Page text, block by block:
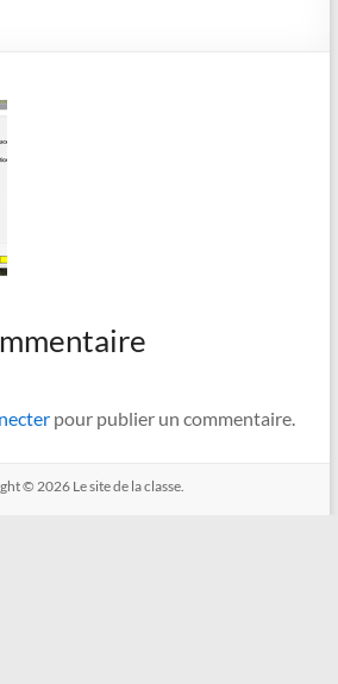
pour publier un commentaire.
© 2026 Le site de la classe.